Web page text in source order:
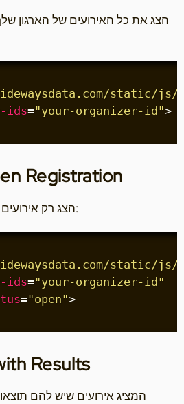
הצג את כל האירועים של הארגון
static/js/
ids="your-organizer-id">
Registration
הצג רק אירועים שמקבלים הרשמות כעת:
static/js/
ids="your-organizer-id"
="open">
Results